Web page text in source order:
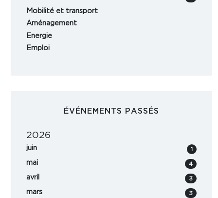
Mobilité et transport
Aménagement
Energie
Emploi
ÉVÉNEMENTS PASSÉS
2026
juin 1
mai 4
avril 3
mars 3